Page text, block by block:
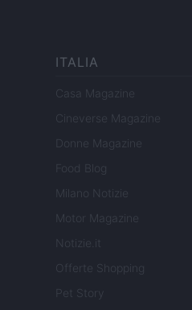
ITALIA
Casa Magazine
Cineverse Magazine
Donne Magazine
Food Blog
Milano Notizie
Motor Magazine
Notizie.it
Offerte Shopping
Pet Story